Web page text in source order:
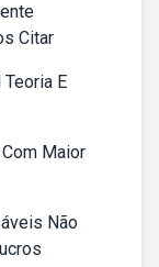
Citar
E
Maior
Não